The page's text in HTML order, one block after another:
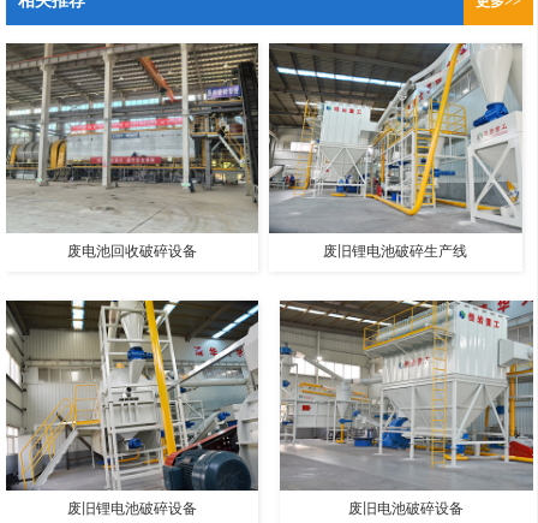
废电池回收破碎设备 废旧锂电池破碎生产线
废旧锂电池破碎设备 废旧电池破碎设备